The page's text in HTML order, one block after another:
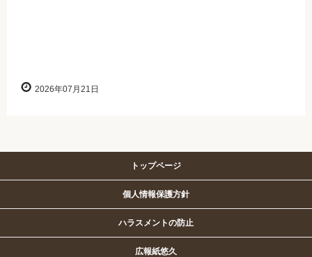
2026年07月21日
トップページ
個人情報保護方針
ハラスメントの防止
広報紙悠久